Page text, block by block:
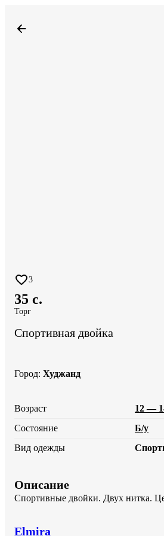
3
35 c.
Торг
Спортивная двойка
Город: Худжанд
Возраст
12 —
Состояние
Б/у
Вид одежды
Описание
Спортивные двойки. Двух нитка.
Elmira